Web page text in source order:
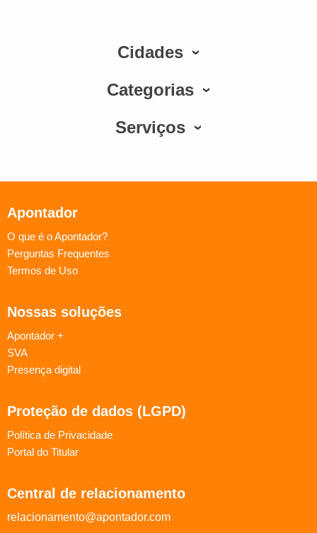
Cidades
Categorias
Serviços
Apontador
O que é o Apontador?
Perguntas Frequentes
Termos de Uso
Nossas soluções
Apontador +
SVA
Presença digital
Proteção de dados (LGPD)
Política de Privacidade
Portal do Titular
Central de relacionamento
relacionamento@apontador.com